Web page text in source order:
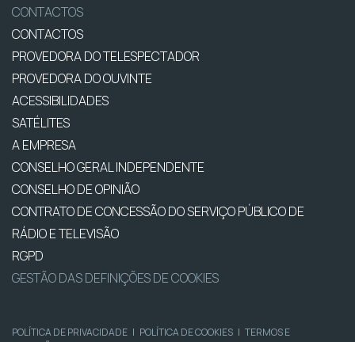
CONTACTOS
CONTACTOS
PROVEDORA DO TELESPECTADOR
PROVEDORA DO OUVINTE
ACESSIBILIDADES
SATÉLITES
A EMPRESA
CONSELHO GERAL INDEPENDENTE
CONSELHO DE OPINIÃO
CONTRATO DE CONCESSÃO DO SERVIÇO PÚBLICO DE
RÁDIO E TELEVISÃO
RGPD
GESTÃO DAS DEFINIÇÕES DE COOKIES
POLÍTICA DE PRIVACIDADE | POLÍTICA DE COOKIES | TERMOS E